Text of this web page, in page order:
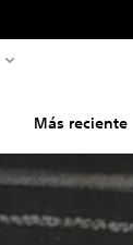
Más reciente